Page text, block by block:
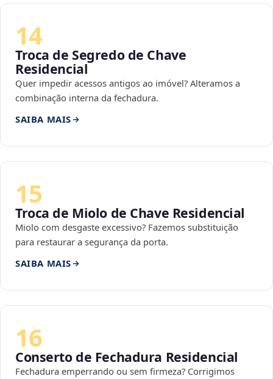
14
Troca de Segredo de Chave
Residencial
Quer impedir acessos antigos ao imóvel? Alteramos a
combinação interna da fechadura.
SAIBA MAIS
15
Troca de Miolo de Chave Residencial
Miolo com desgaste excessivo? Fazemos substituição
para restaurar a segurança da porta.
SAIBA MAIS
16
Conserto de Fechadura Residencial
Fechadura emperrando ou sem firmeza? Corrigimos